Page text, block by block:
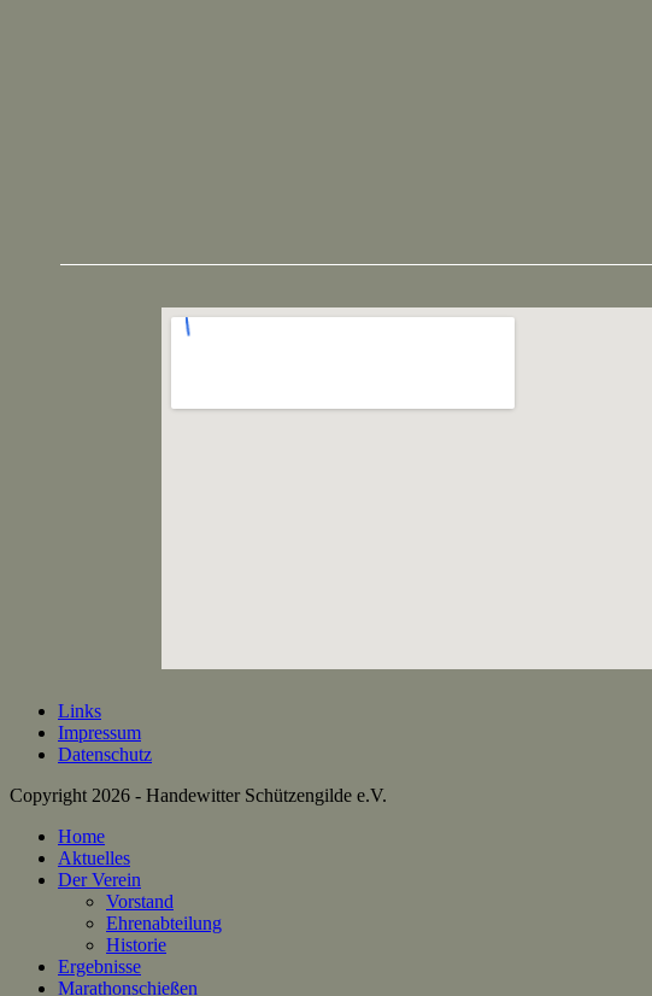
Links
Impressum
Datenschutz
Copyright 2026 - Handewitter Schützengilde e.V.
Home
Aktuelles
Der Verein
Vorstand
Ehrenabteilung
Historie
Ergebnisse
Marathonschießen